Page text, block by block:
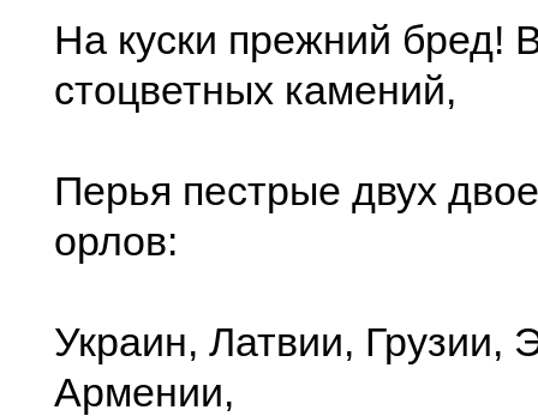
На куски прежний бред!
стоцветных камений,
Перья пестрые двух
орлов:
Украин, Латвии, Грузии,
Армении,